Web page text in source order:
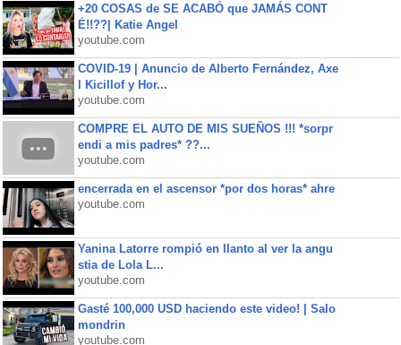
+20 COSAS de SE ACABÓ que JAMÁS CONT
É!!??| Katie Angel
youtube.com
COVID-19 | Anuncio de Alberto Fernández, Axe
l Kicillof y Hor...
youtube.com
COMPRE EL AUTO DE MIS SUEÑOS !!! *sorpr
endi a mis padres* ??...
youtube.com
encerrada en el ascensor *por dos horas* ahre
youtube.com
Yanina Latorre rompió en llanto al ver la angu
stia de Lola L...
youtube.com
Gasté 100,000 USD haciendo este video! | Salo
mondrin
youtube.com